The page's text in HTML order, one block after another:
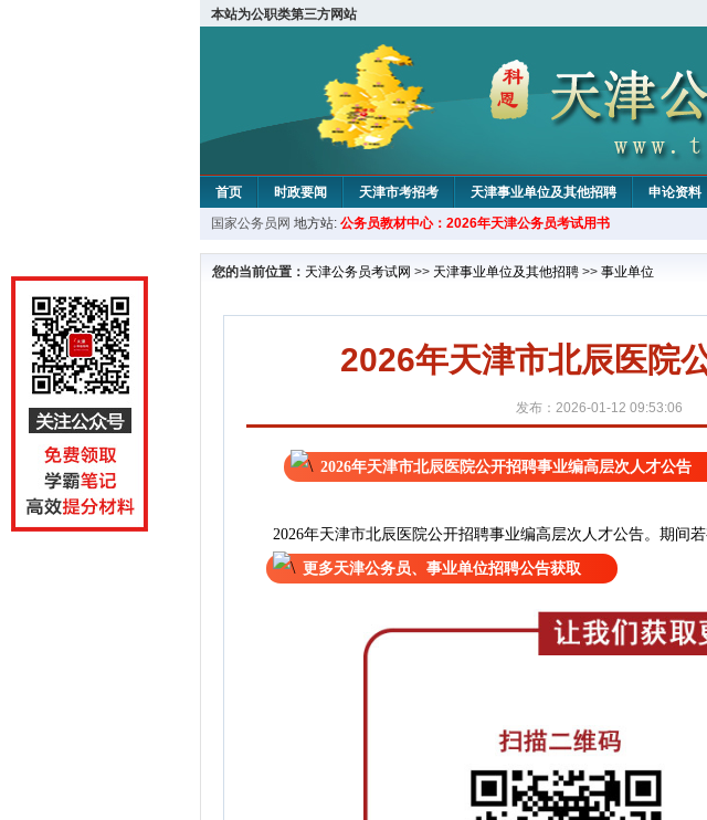
本站为公职类第三方网站
首页 时政要闻 天津市考招考 天津事业单位及其他招聘 申论资料
教材中心
国家公务员网 地方站: 公务员教材中心：2026年天津公务员考试用书
您的当前位置： 天津公务员考试网 >> 天津事业单位及其他招聘 >> 事业单位
2026年天津市北辰医院
发布：2026-01-12 09:53:06
2026年天津市北辰医院公开招聘事业编高层次人才公告
2026年天津市北辰医院公开招聘事业编高层次人才公告。 期间
更多天津公务员、事业单位招聘公告获取